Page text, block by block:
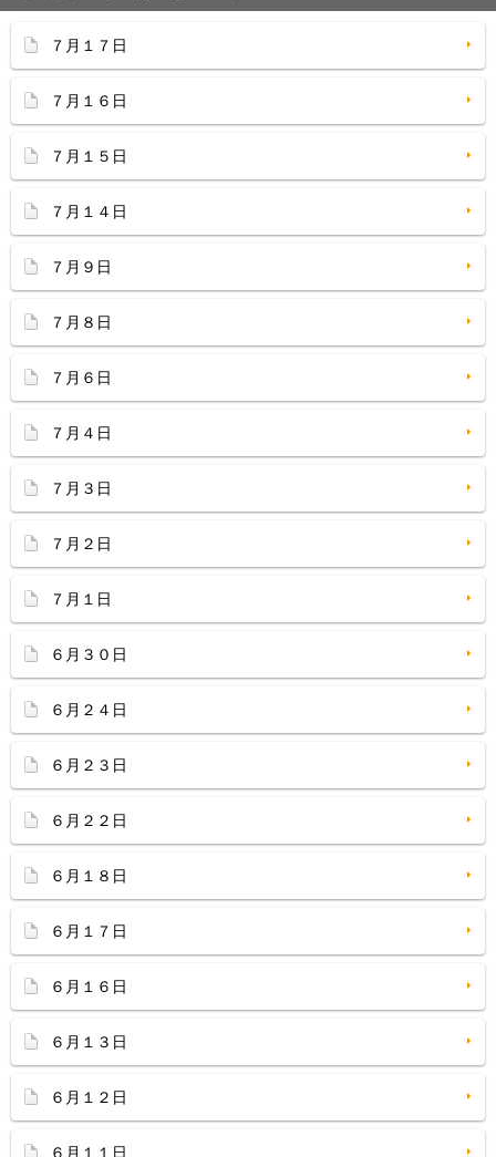
７月１７日
７月１６日
７月１５日
７月１４日
７月９日
７月８日
７月６日
７月４日
７月３日
７月２日
７月１日
６月３０日
６月２４日
６月２３日
６月２２日
６月１８日
６月１７日
６月１６日
６月１３日
６月１２日
６月１１日